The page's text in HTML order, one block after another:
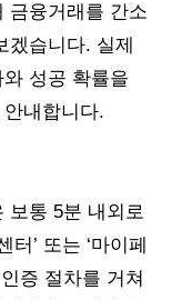
금융거래를 간소
습니다. 실제
성공 확률을
내합니다.
보통 5분 내외로
’ 또는 ‘마이페
증 절차를 거쳐